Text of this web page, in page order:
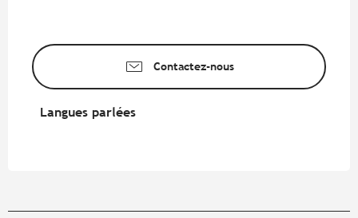
Contactez-nous
Langues parlées
Langues parlées